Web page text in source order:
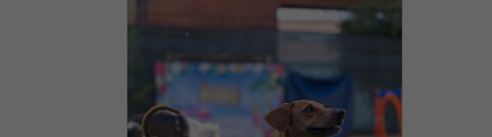
qualità delle pettorine, i colori, la scelta, e la
passione che ci mette Mari!